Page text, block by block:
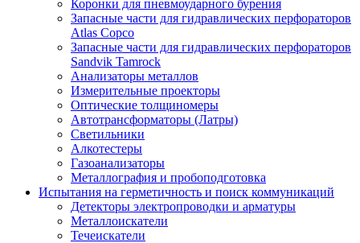
Коронки для пневмоударного бурения
Запасные части для гидравлических перфораторов
Atlas Copco
Запасные части для гидравлических перфораторов
Sandvik Tamrock
Анализаторы металлов
Измерительные проекторы
Оптические толщиномеры
Автотрансформаторы (Латры)
Светильники
Алкотестеры
Газоанализаторы
Металлография и пробоподготовка
Испытания на герметичность и поиск коммуникаций
Детекторы электропроводки и арматуры
Металлоискатели
Течеискатели